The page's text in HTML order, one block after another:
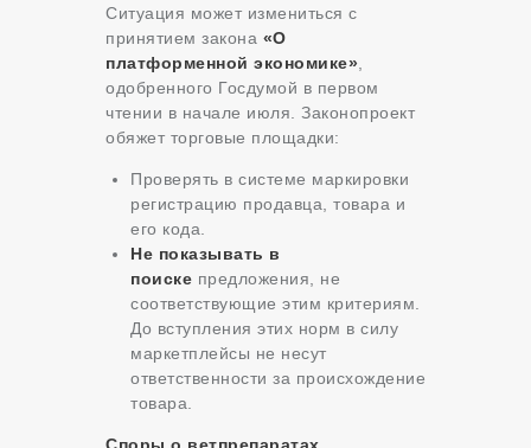
Ситуация может измениться с
принятием закона «О
платформенной экономике»
одобренного Госдумой в первом
чтении в начале июля. Законопроект
обяжет торговые площадки:
Проверять в системе маркировки
регистрацию продавца, товара и
его кода.
Не показывать в
поиске предложения, не
соответствующие этим критериям.
До вступления этих норм в силу
маркетплейсы не несут
ответственности за происхождение
товара.
Споры о ветпрепаратах